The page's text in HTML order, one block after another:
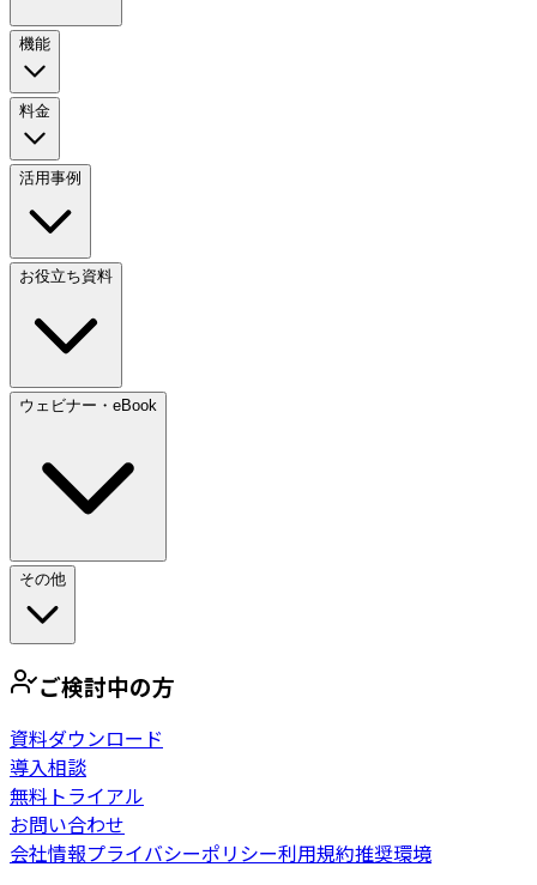
機能
料金
活用事例
お役立ち資料
ウェビナー・eBook
その他
ご検討中の方
資料ダウンロード
導入相談
無料トライアル
お問い合わせ
会社情報プライバシーポリシー利用規約推奨環境